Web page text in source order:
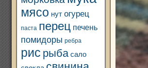
мясо нут огурец
паста перец печень
помидоры ребра
рис рыба сало